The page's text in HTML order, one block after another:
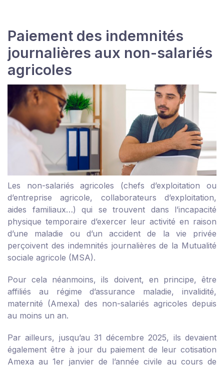
Paiement des indemnités
journalières aux non-salariés
agricoles
Les non-salariés agricoles (chefs d’exploitation ou
d’entreprise agricole, collaborateurs d’exploitation,
aides familiaux…) qui se trouvent dans l’incapacité
physique temporaire d’exercer leur activité en raison
d’une maladie ou d’un accident de la vie privée
perçoivent des indemnités journalières de la Mutualité
sociale agricole (MSA).
Pour cela néanmoins, ils doivent, en principe, être
affiliés au régime d’assurance maladie, invalidité,
maternité (Amexa) des non-salariés agricoles depuis
au moins un an.
Par ailleurs, jusqu’au 31 décembre 2025, ils devaient
également être à jour du paiement de leur cotisation
Amexa au 1er janvier de l’année civile au cours de